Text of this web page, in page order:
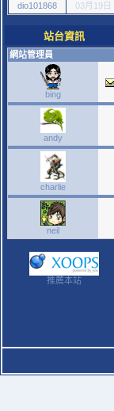
dio101868
03月19日
站台資訊
網站管理員
bing
andy
charlie
neil
推薦本站